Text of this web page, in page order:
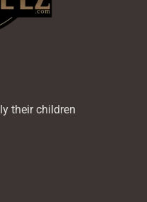
their children